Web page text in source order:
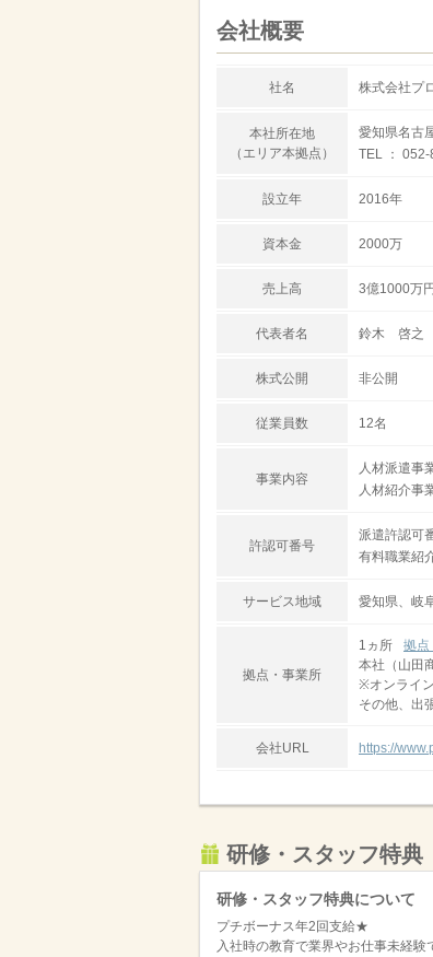
会社概要
社名 株式会社プ
本社所在地
（エリア本拠点）
愛知県名古
TEL ：
設立年 2016年
資本金 2000万
売上高 3億1000万円
代表者名 鈴木 啓之
株式公開 非公開
従業員数 12名
事業内容
人材派遣事
人材紹介事
許認可番号
派遣許認可
有料職業紹
サービス地域 愛知県、岐
拠点・事業所
1ヵ所
拠点
本社（山田
※オンライ
その他、出
会社URL https://
研修・スタッフ特典
研修・スタッフ特典について
プチボーナス年2回支給★
入社時の教育で業界やお仕事未経験